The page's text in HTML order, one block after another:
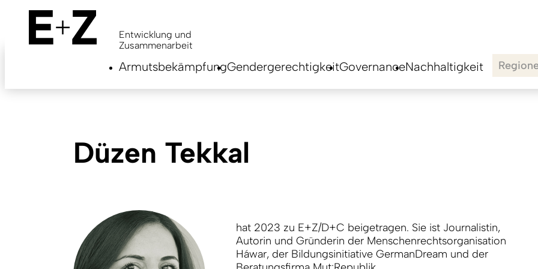
content
Entwicklung und
Zusammenarbeit
ArmutsbekämpfungGendergerechtigkeitGovernanceNachhaltigkeit
Düzen Tekkal
hat 2023 zu E+Z/D+C beigetragen. Sie ist Journalistin,
Autorin und Gründerin der Menschenrechtsorganisation
Háwar, der Bildungsinitiative German­Dream und der